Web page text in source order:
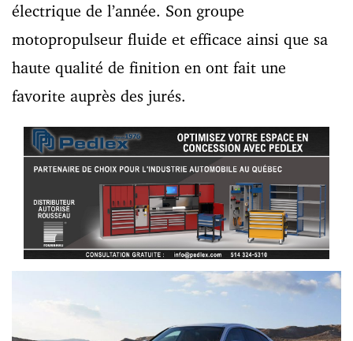
électrique de l’année. Son groupe
motopropulseur fluide et efficace ainsi que sa
haute qualité de finition en ont fait une
favorite auprès des jurés.